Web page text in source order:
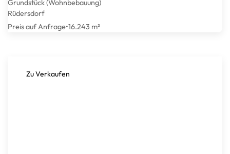
Grundstück (Wohnbebauung)
Rüdersdorf
Preis auf Anfrage•16.243 m²
Zu Verkaufen